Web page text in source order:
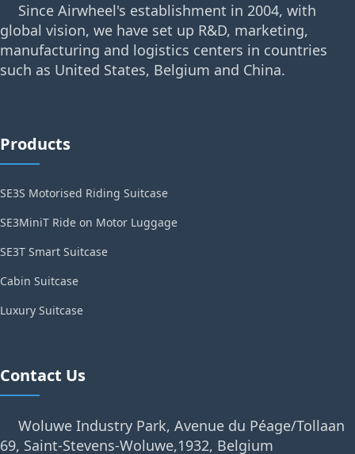
Since Airwheel's establishment in 2004, with
global vision, we have set up R&D, marketing,
manufacturing and logistics centers in countries
such as United States, Belgium and China.
Products
SE3S Motorised Riding Suitcase
SE3MiniT Ride on Motor Luggage
SE3T Smart Suitcase
Cabin Suitcase
Luxury Suitcase
Contact Us
Woluwe Industry Park, Avenue du Péage/Tollaan
69, Saint-Stevens-Woluwe,1932, Belgium